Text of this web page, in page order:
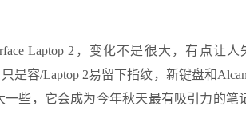
Laptop 2，变化不是很大，有点让
只是容/Laptop 2易留下指纹，新键盘和
些，它会成为今年秋天最有吸引力的笔